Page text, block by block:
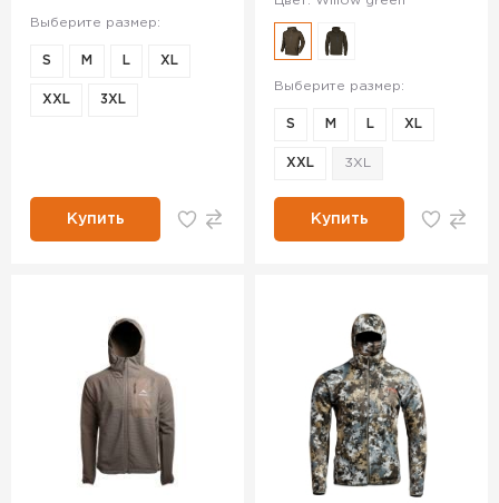
Выберите размер:
S M L XL
XXL 3XL
Купить
Выберите размер:
S M L XL
XXL 3XL
Купить